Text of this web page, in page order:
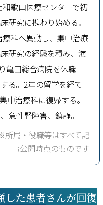
歌山医療センターで初
研究に携わり始める。
科へ異動し、集中治療
研究の経験を積み、海
亀田総合病院を休職
る。2年の留学を経て
中治療科に復帰する。
急性腎障害、鎮静。
属・役職等はすべて記
事公開時点のものです
した患者さんが回復